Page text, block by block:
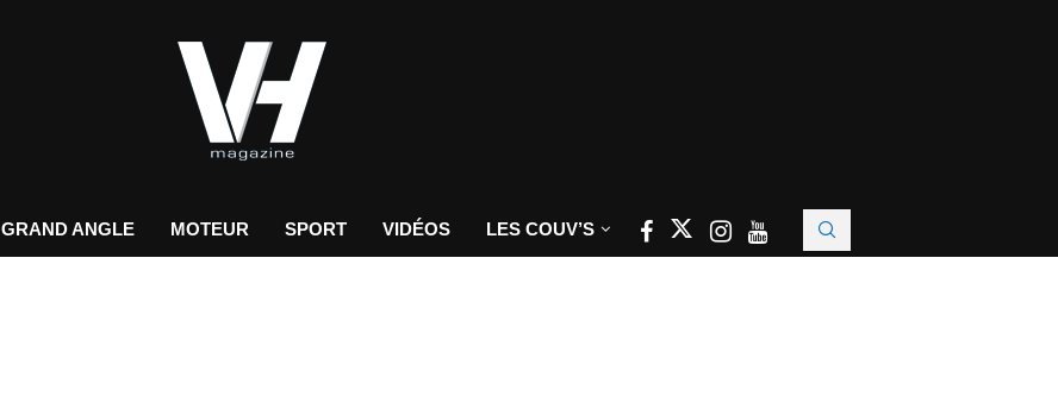
GRAND ANGLE MOTEUR SPORT VIDÉOS LES COUV’S